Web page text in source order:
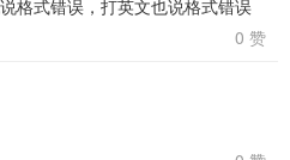
格式错误，打英文也说格式错误
0 赞